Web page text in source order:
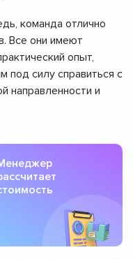
команда отлично
Все они имеют
опыт,
под силу справиться с
направленности и